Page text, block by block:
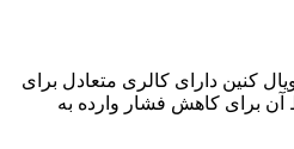
کنین دارای کالری متعادل برای
آن برای کاهش فشار وارده به